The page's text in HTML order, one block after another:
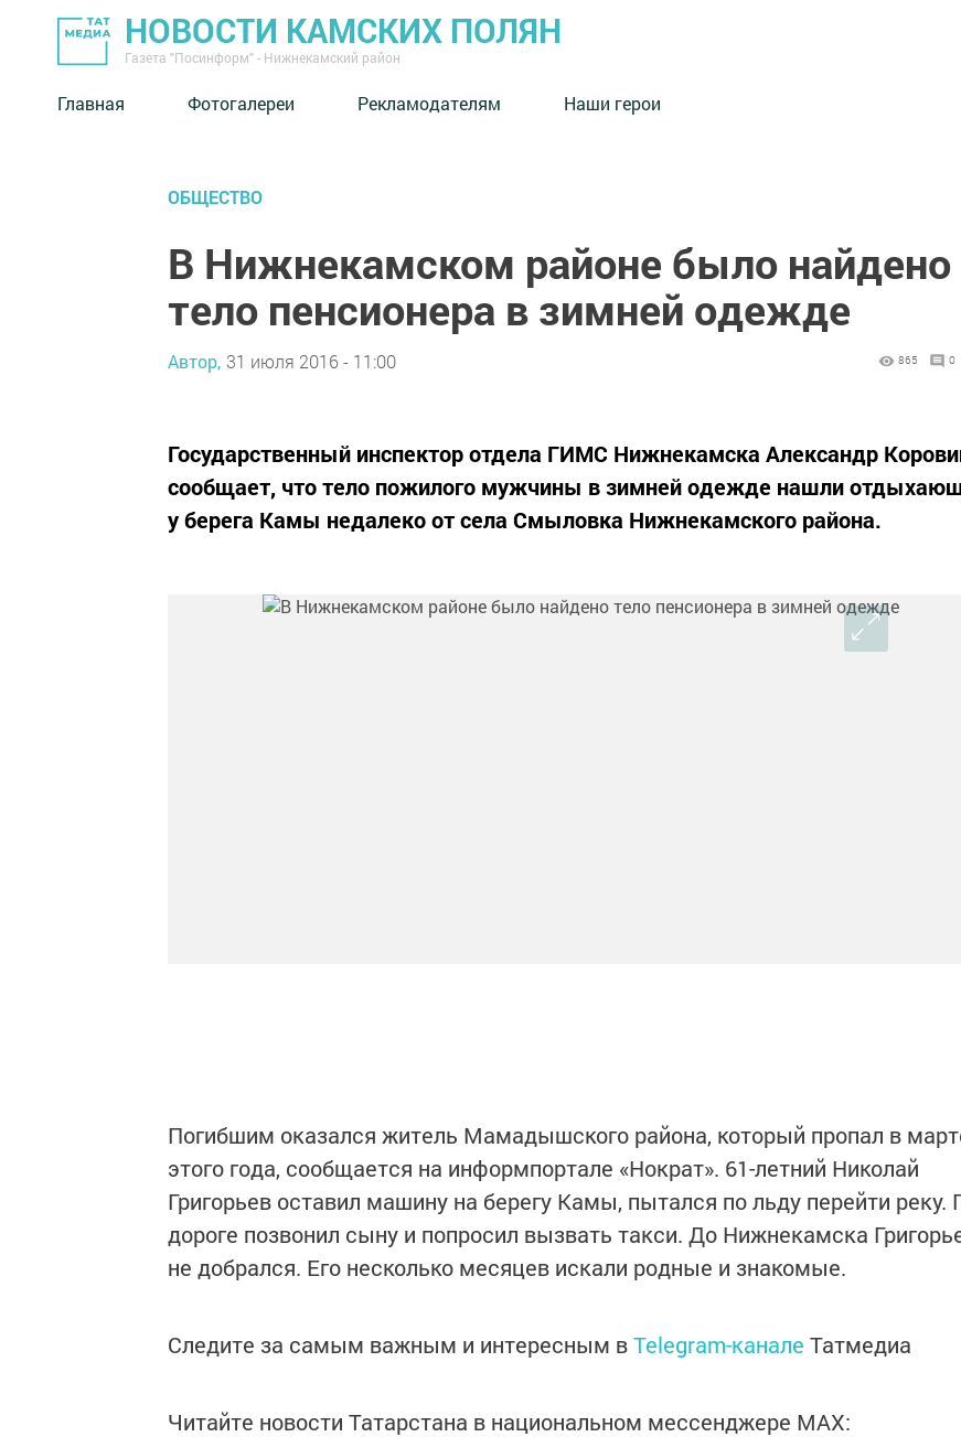
НОВОСТИ КАМСКИХ ПОЛЯН
Газета "Посинформ" - Нижнекамский район
Главная Фотогалереи Рекламодателям Наши герои
ОБЩЕСТВО
В Нижнекамском районе было найдено
тело пенсионера в зимней одежде
Автор, 31 июля 2016 - 11:00 865 0
Государственный инспектор отдела ГИМС Нижнекамска Александр
сообщает, что тело пожилого мужчины в зимней одежде нашли
у берега Камы недалеко от села Смыловка Нижнекамского района.
Погибшим оказался житель Мамадышского района, который пропал в
этого года, сообщается на информпортале «Нократ». 61-летний Николай
Григорьев оставил машину на берегу Камы, пытался по льду перейти реку.
дороге позвонил сыну и попросил вызвать такси. До Нижнекамска
не добрался. Его несколько месяцев искали родные и знакомые.
Следите за самым важным и интересным вTelegram-канале Татмедиа
Читайте новости Татарстана в национальном мессенджере MАХ: